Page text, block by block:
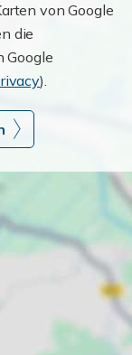
von Google
die
Google
).